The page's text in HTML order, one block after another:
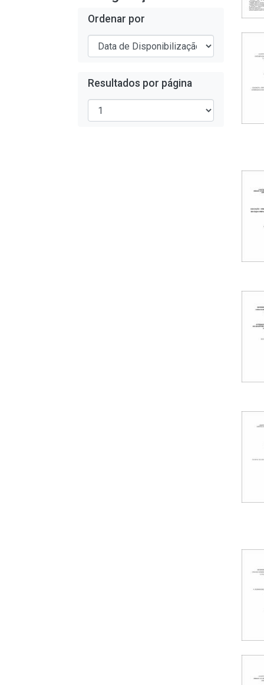
Ordenar por
Resultados por página